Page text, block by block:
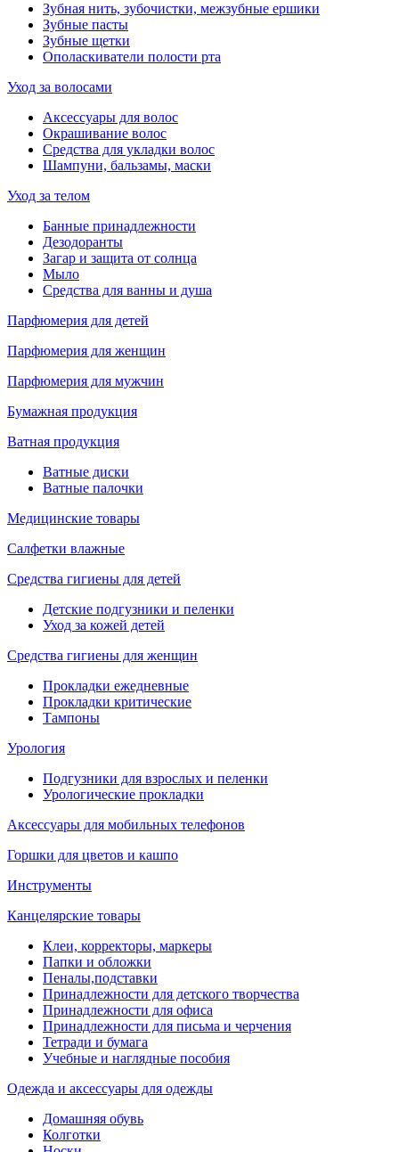
Зубная нить, зубочистки, межзубные ершики
Зубные пасты
Зубные щетки
Ополаскиватели полости рта
Уход за волосами
Аксессуары для волос
Окрашивание волос
Средства для укладки волос
Шампуни, бальзамы, маски
Уход за телом
Банные принадлежности
Дезодоранты
Загар и защита от солнца
Мыло
Средства для ванны и душа
Парфюмерия для детей
Парфюмерия для женщин
Парфюмерия для мужчин
Бумажная продукция
Ватная продукция
Ватные диски
Ватные палочки
Медицинские товары
Салфетки влажные
Средства гигиены для детей
Детские подгузники и пеленки
Уход за кожей детей
Средства гигиены для женщин
Прокладки ежедневные
Прокладки критические
Тампоны
Урология
Подгузники для взрослых и пеленки
Урологические прокладки
Аксессуары для мобильных телефонов
Горшки для цветов и кашпо
Инструменты
Канцелярские товары
Клеи, корректоры, маркеры
Папки и обложки
Пеналы,подставки
Принадлежности для детского творчества
Принадлежности для офиса
Принадлежности для письма и черчения
Тетради и бумага
Учебные и наглядные пособия
Одежда и аксессуары для одежды
Домашняя обувь
Колготки